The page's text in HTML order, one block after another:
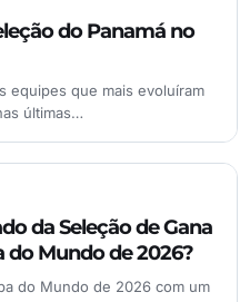
do Panamá no
equipes que mais evoluíram
últimas…
da Seleção de Gana
do Mundo de 2026?
do Mundo de 2026 com um